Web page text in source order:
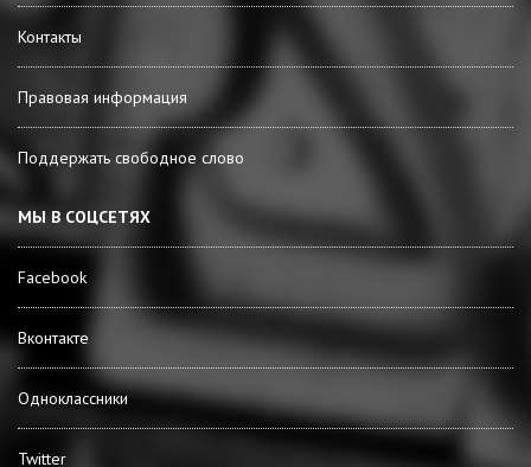
Контакты
Правовая информация
Поддержать свободное слово
МЫ В СОЦСЕТЯХ
Facebook
Вконтакте
Одноклассники
Twitter